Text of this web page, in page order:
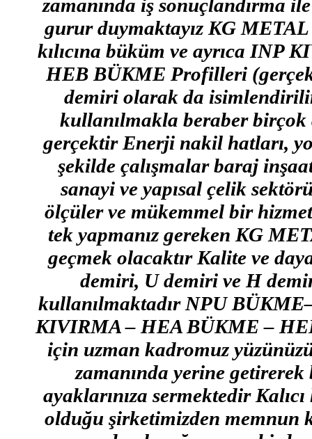
zamanında iş sonuçlandırma
gurur duymaktayız KG
kılıcına büküm ve ayrıca INP
HEB BÜKME Profilleri
demiri olarak da
kullanılmakla beraber birçok
gerçektir Enerji nakil hatları,
şekilde çalışmalar baraj
sanayi ve yapısal çelik
ölçüler ve mükemmel bir
tek yapmanız gereken KG
geçmek olacaktır Kalite ve
demiri, U demiri ve H
kullanılmaktadır NPU
KIVIRMA – HEA BÜKME –
için uzman kadromuz
zamanında yerine
ayaklarınıza sermektedir
olduğu şirketimizden memnun